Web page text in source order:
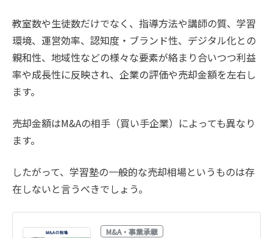
教室数や生徒数だけでなく、指導方法や講師の質、学習
環境、運営効率、認知度・ブランド性、デジタル化との
親和性、地域性などの様々な要素が絡まり合いつつ利益
率や成長性に反映され、企業の評価や売却金額を左右し
ます。
売却金額はM&Aの相手（買い手企業）によっても異なり
ます。
したがって、学習塾の一般的な売却相場というものは存
在しないと言うべきでしょう。
M&A・事業承継